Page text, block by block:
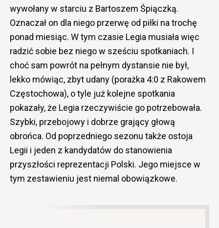
wywołany w starciu z Bartoszem Śpiączką.
Oznaczał on dla niego przerwę od piłki na trochę
ponad miesiąc. W tym czasie Legia musiała więc
radzić sobie bez niego w sześciu spotkaniach. I
choć sam powrót na pełnym dystansie nie był,
lekko mówiąc, zbyt udany (porażka 4:0 z Rakowem
Częstochowa), o tyle już kolejne spotkania
pokazały, że Legia rzeczywiście go potrzebowała.
Szybki, przebojowy i dobrze grający głową
obrońca. Od poprzedniego sezonu także ostoja
Legii i jeden z kandydatów do stanowienia
przyszłości reprezentacji Polski. Jego miejsce w
tym zestawieniu jest niemal obowiązkowe.